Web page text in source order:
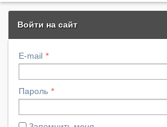
Войти на сайт
E-mail
Пароль